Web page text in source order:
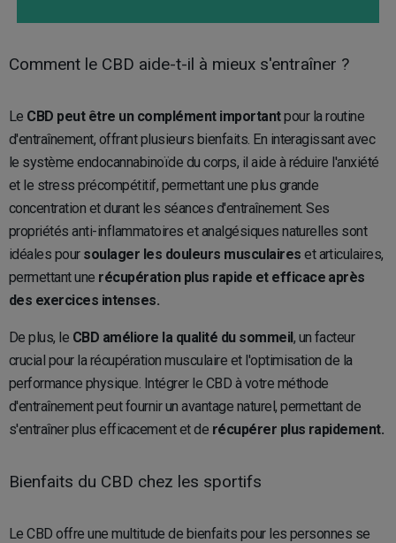
Comment le CBD aide-t-il à mieux s'entraîner ?
Le CBD peut être un complément importantpour la routine
d'entraînement, offrant plusieurs bienfaits. En interagissant avec
le système endocannabinoïde du corps, il aide à réduire l'anxiété
et le stress précompétitif, permettant une plus grande
concentration et durant les séances d'entraînement. Ses
propriétés anti-inflammatoires et analgésiques naturelles sont
idéales pour soulager les douleurs musculaires et articulaires,
permettant une récupération plus rapide et efficace après
des exercices intenses.
De plus, le CBD améliore la qualité du sommeil, un facteur
crucial pour la récupération musculaire et l'optimisation de la
performance physique. Intégrer le CBD à votre méthode
d'entraînement peut fournir un avantage naturel, permettant de
s'entraîner plus efficacement et de récupérer plus rapidement.
Bienfaits du CBD chez les sportifs
Le CBD offre une multitude de bienfaits pour les personnes se